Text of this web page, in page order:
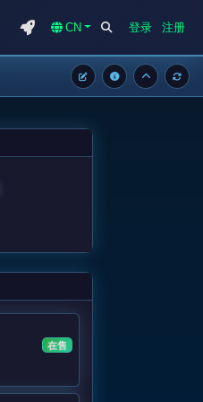
CN 登录 注册
在售